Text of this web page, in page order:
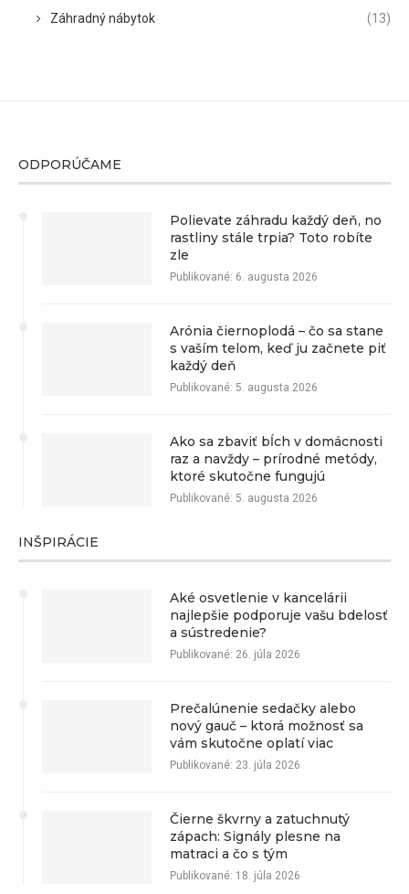
Záhradný nábytok (13)
ODPORÚČAME
Polievate záhradu každý deň, no
rastliny stále trpia? Toto robíte
zle
Publikované: 6. augusta 2026
Arónia čiernoplodá – čo sa stane
s vaším telom, keď ju začnete piť
každý deň
Publikované: 5. augusta 2026
Ako sa zbaviť bĺch v domácnosti
raz a navždy – prírodné metódy,
ktoré skutočne fungujú
Publikované: 5. augusta 2026
INŠPIRÁCIE
Aké osvetlenie v kancelárii
najlepšie podporuje vašu bdelosť
a sústredenie?
Publikované: 26. júla 2026
Prečalúnenie sedačky alebo
nový gauč – ktorá možnosť sa
vám skutočne oplatí viac
Publikované: 23. júla 2026
Čierne škvrny a zatuchnutý
zápach: Signály plesne na
matraci a čo s tým
Publikované: 18. júla 2026